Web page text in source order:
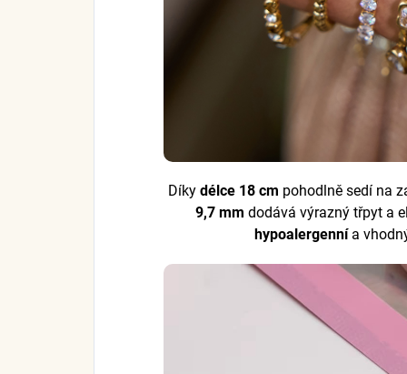
Díkydélce 18 cm pohodlně sedí na
9,7 mm dodává výrazný třpyt a
hypoalergennía